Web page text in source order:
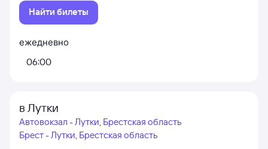
Найти билеты
ежедневно
06:00
в Лутки
Автовокзал - Лутки, Брестская область
Брест - Лутки, Брестская область